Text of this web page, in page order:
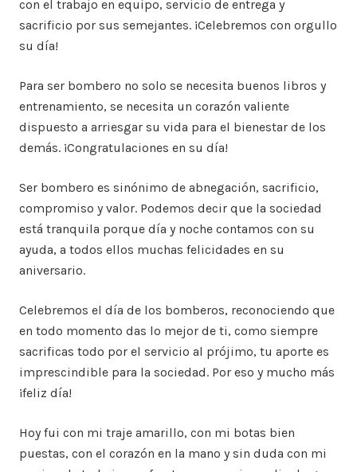
con el trabajo en equipo, servicio de entrega y
sacrificio por sus semejantes. ¡Celebremos con orgullo
su día!
Para ser bombero no solo se necesita buenos libros y
entrenamiento, se necesita un corazón valiente
dispuesto a arriesgar su vida para el bienestar de los
demás. ¡Congratulaciones en su día!
Ser bombero es sinónimo de abnegación, sacrificio,
compromiso y valor. Podemos decir que la sociedad
está tranquila porque día y noche contamos con su
ayuda, a todos ellos muchas felicidades en su
aniversario.
Celebremos el día de los bomberos, reconociendo que
en todo momento das lo mejor de ti, como siempre
sacrificas todo por el servicio al prójimo, tu aporte es
imprescindible para la sociedad. Por eso y mucho más
¡feliz día!
Hoy fui con mi traje amarillo, con mi botas bien
puestas, con el corazón en la mano y sin duda con mi